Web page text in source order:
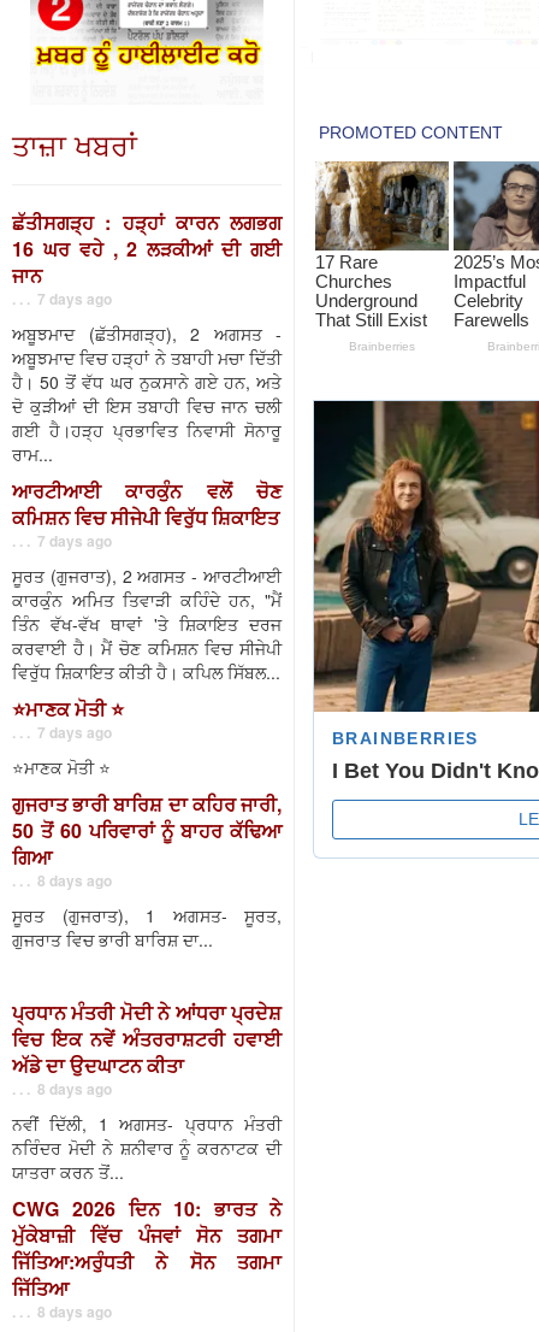
ਤਾਜ਼ਾ ਖਬਰਾਂ
ਛੱਤੀਸਗੜ੍ਹ : ਹੜ੍ਹਾਂ ਕਾਰਨ ਲਗਭਗ
16 ਘਰ ਵਹੇ , 2 ਲੜਕੀਆਂ ਦੀ ਗਈ
ਜਾਨ
. . . 7 days ago
ਅਬੂਝਮਾਦ (ਛੱਤੀਸਗੜ੍ਹ), 2 ਅਗਸਤ -
ਅਬੂਝਮਾਦ ਵਿਚ ਹੜ੍ਹਾਂ ਨੇ ਤਬਾਹੀ ਮਚਾ ਦਿੱਤੀ
ਹੈ। 50 ਤੋਂ ਵੱਧ ਘਰ ਨੁਕਸਾਨੇ ਗਏ ਹਨ, ਅਤੇ
ਦੋ ਕੁੜੀਆਂ ਦੀ ਇਸ ਤਬਾਹੀ ਵਿਚ ਜਾਨ ਚਲੀ
ਗਈ ਹੈ।ਹੜ੍ਹ ਪ੍ਰਭਾਵਿਤ ਨਿਵਾਸੀ ਸੋਨਾਰੂ
ਰਾਮ...
ਆਰਟੀਆਈ ਕਾਰਕੁੰਨ ਵਲੋਂ ਚੋਣ
ਕਮਿਸ਼ਨ ਵਿਚ ਸੀਜੇਪੀ ਵਿਰੁੱਧ ਸ਼ਿਕਾਇਤ
. . . 7 days ago
ਸੂਰਤ (ਗੁਜਰਾਤ), 2 ਅਗਸਤ - ਆਰਟੀਆਈ
ਕਾਰਕੁੰਨ ਅਮਿਤ ਤਿਵਾੜੀ ਕਹਿੰਦੇ ਹਨ, "ਮੈਂ
ਤਿੰਨ ਵੱਖ-ਵੱਖ ਥਾਵਾਂ 'ਤੇ ਸ਼ਿਕਾਇਤ ਦਰਜ
ਕਰਵਾਈ ਹੈ। ਮੈਂ ਚੋਣ ਕਮਿਸ਼ਨ ਵਿਚ ਸੀਜੇਪੀ
ਵਿਰੁੱਧ ਸ਼ਿਕਾਇਤ ਕੀਤੀ ਹੈ। ਕਪਿਲ ਸਿੱਬਲ...
⭐️ਮਾਣਕ ਮੋਤੀ ⭐️
. . . 7 days ago
⭐️ਮਾਣਕ ਮੋਤੀ ⭐️
ਗੁਜਰਾਤ ਭਾਰੀ ਬਾਰਿਸ਼ ਦਾ ਕਹਿਰ ਜਾਰੀ,
50 ਤੋਂ 60 ਪਰਿਵਾਰਾਂ ਨੂੰ ਬਾਹਰ ਕੱਢਿਆ
ਗਿਆ
. . . 8 days ago
ਸੂਰਤ (ਗੁਜਰਾਤ), 1 ਅਗਸਤ- ਸੂਰਤ,
ਗੁਜਰਾਤ ਵਿਚ ਭਾਰੀ ਬਾਰਿਸ਼ ਦਾ...
ਪ੍ਰਧਾਨ ਮੰਤਰੀ ਮੋਦੀ ਨੇ ਆਂਧਰਾ ਪ੍ਰਦੇਸ਼
ਵਿਚ ਇਕ ਨਵੇਂ ਅੰਤਰਰਾਸ਼ਟਰੀ ਹਵਾਈ
ਅੱਡੇ ਦਾ ਉਦਘਾਟਨ ਕੀਤਾ
. . . 8 days ago
ਨਵੀਂ ਦਿੱਲੀ, 1 ਅਗਸਤ- ਪ੍ਰਧਾਨ ਮੰਤਰੀ
ਨਰਿੰਦਰ ਮੋਦੀ ਨੇ ਸ਼ਨੀਵਾਰ ਨੂੰ ਕਰਨਾਟਕ ਦੀ
ਯਾਤਰਾ ਕਰਨ ਤੋਂ...
CWG 2026 ਦਿਨ 10: ਭਾਰਤ ਨੇ
ਮੁੱਕੇਬਾਜ਼ੀ ਵਿੱਚ ਪੰਜਵਾਂ ਸੋਨ ਤਗਮਾ
ਜਿੱਤਿਆ:ਅਰੁੰਧਤੀ ਨੇ ਸੋਨ ਤਗਮਾ
ਜਿੱਤਿਆ
. . . 8 days ago